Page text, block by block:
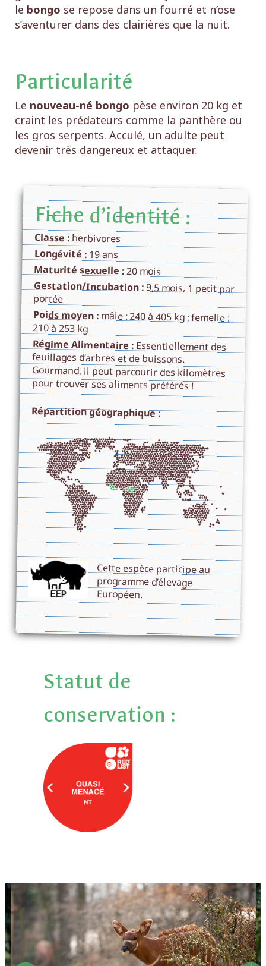
le bongo se repose dans un fourré et n’ose
s’aventurer dans des clairières que la nuit.
Particularité
Le nouveau-né bongo pèse environ 20 kg et
craint les prédateurs comme la panthère ou
les gros serpents. Acculé, un adulte peut
devenir très dangereux et attaquer.
Fiche d’identité :
Classe :herbivores
Longévité : 19 ans
Maturité sexuelle :20 mois
Gestation/Incubation :9,5 mois, 1 petit par
portée
Poids moyen :mâle : 240 à 405 kg ; femelle :
210 à 253 kg
Régime Alimentaire :Essentiellement des
feuillages d’arbres et de buissons.
Gourmand, il peut parcourir des kilomètres
pour trouver ses aliments préférés !
Répartition géographique :
Cette espèce participe au
programme d’élevage
Européen.
Statut de
conservation :